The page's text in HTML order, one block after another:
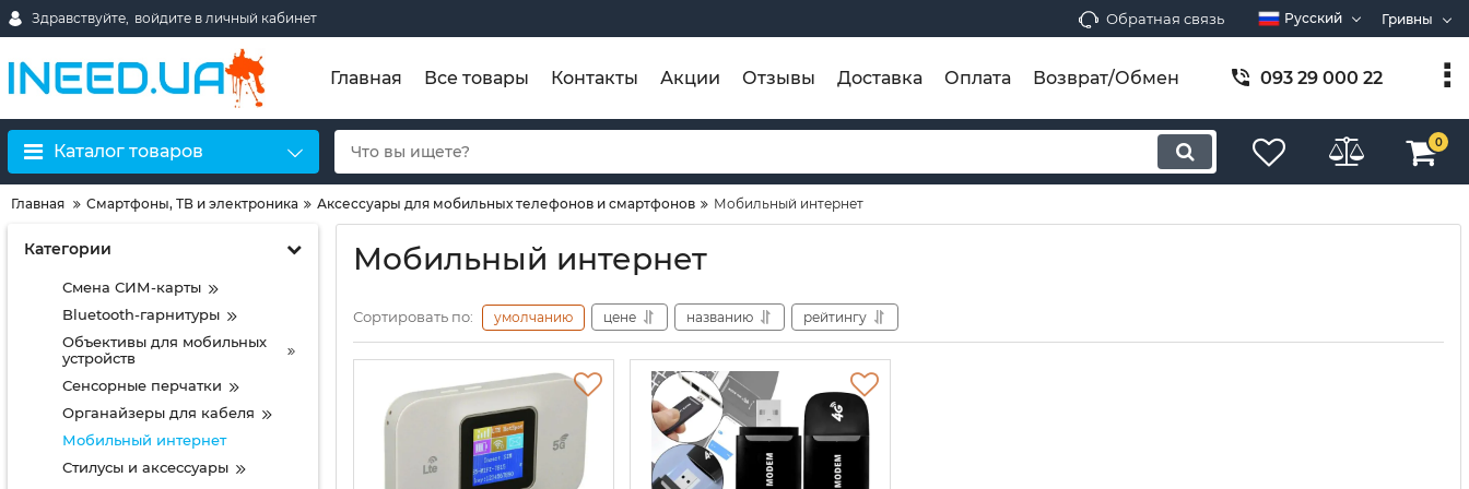
Здравствуйте, войдите в личный кабинет Обратная связь Русский Гривны
Главная Все товары Контакты Акции Отзывы Доставка Оплата Возврат/Обмен 093 29 000 22
Каталог товаров 0
Главная Смартфоны, ТВ и электроника Аксессуары для мобильных телефонов и смартфонов Мобильный интернет
Категории
Смена СИМ-карты
Bluetooth-гарнитуры
Объективы для мобильных
устройств
Сенсорные перчатки
Органайзеры для кабеля
Мобильный интернет
Стилусы и аксессуары
Мобильный интернет
Сортировать по: умолчанию цене названию рейтингу